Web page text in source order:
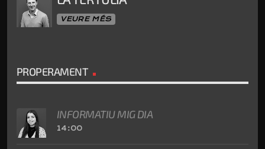
VEURE MÉS
PROPERAMENT
INFORMATIU MIG DIA
14:00